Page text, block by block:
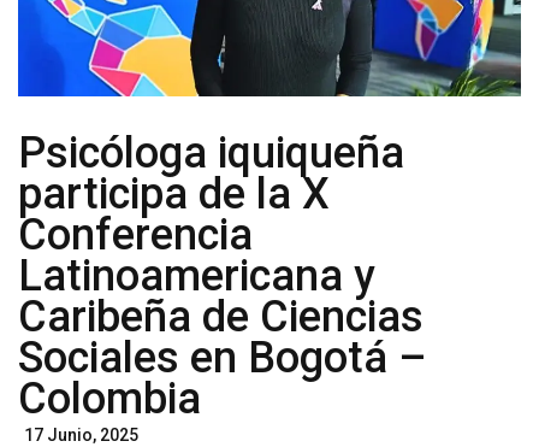
Psicóloga iquiqueña
participa de la X
Conferencia
Latinoamericana y
Caribeña de Ciencias
Sociales en Bogotá –
Colombia
Posted
17 Junio, 2025